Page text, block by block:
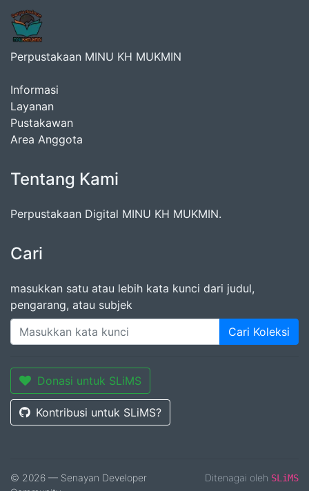
Perpustakaan MINU KH MUKMIN
Informasi
Layanan
Pustakawan
Area Anggota
Tentang Kami
Perpustakaan Digital MINU KH MUKMIN.
Cari
masukkan satu atau lebih kata kunci dari judul,
pengarang, atau subjek
Cari Koleksi
Donasi untuk SLiMS
Kontribusi untuk SLiMS?
© 2026 — Senayan Developer
Ditenagai oleh SLiMS